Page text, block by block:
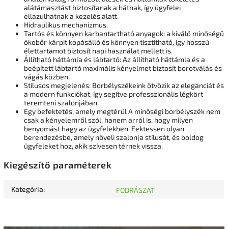
alátámasztást biztosítanak a hátnak, így ügyfelei
ellazulhatnak a kezelés alatt.
Hidraulikus mechanizmus.
Tartós és könnyen karbantartható anyagok: a kiváló minőségű
ökobőr kárpit kopásálló és könnyen tisztítható, így hosszú
élettartamot biztosít napi használat mellett is.
Állítható háttámla és lábtartó: Az állítható háttámla és a
beépített lábtartó maximális kényelmet biztosít borotválás és
vágás közben.
Stílusos megjelenés: Borbélyszékeink ötvözik az eleganciát és
a modern funkciókat, így segítve professzionális légkört
teremteni szalonjában.
Egy befektetés, amely megtérül A minőségi borbélyszék nem
csak a kényelemről szól, hanem arról is, hogy milyen
benyomást hagy az ügyfelekben. Fektessen olyan
berendezésbe, amely növeli szalonja stílusát, és boldog
ügyfeleket hoz, akik szívesen térnek vissza.
Kiegészítő paraméterek
Kategória: FODRÁSZAT